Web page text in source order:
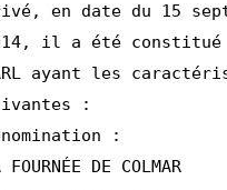
en date du 15
il a été constitué
ayant les
:
:
FOURNÉE DE COLMAR